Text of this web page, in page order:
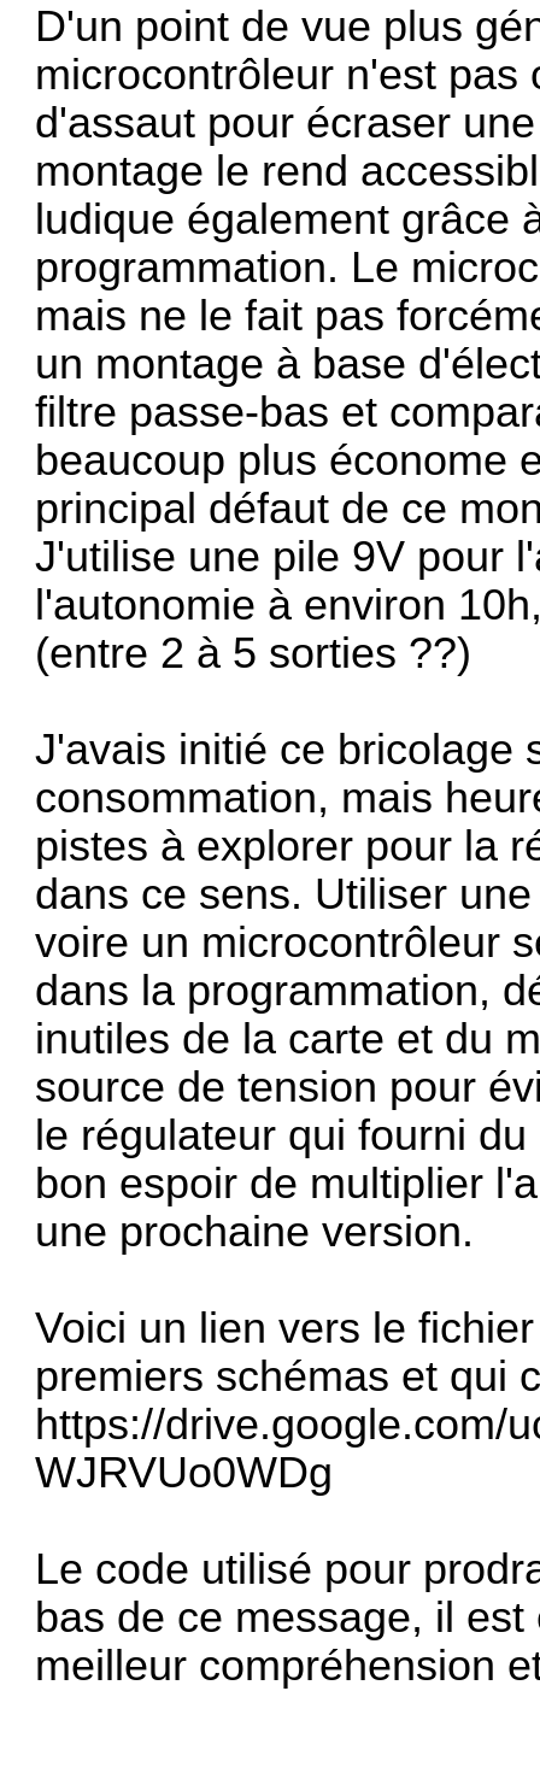
D'un point de vue plus
microcontrôleur n'est
d'assaut pour écraser
montage le rend
ludique également grâce
programmation. Le
mais ne le fait pas
un montage à base
filtre passe-bas et
beaucoup plus économe
principal défaut de ce
J'utilise une pile 9V pour
l'autonomie à environ
(entre 2 à 5 sorties ??)
J'avais initié ce bricolage
consommation, mais
pistes à explorer pour la
dans ce sens. Utiliser
voire un microcontrôleur
dans la programmation,
inutiles de la carte et du
source de tension pour
le régulateur qui fourni
bon espoir de multiplier
une prochaine version.
Voici un lien vers le
premiers schémas et qui
https://drive.google.com/
WJRVUo0WDg
Le code utilisé pour
bas de ce message, il
meilleur compréhension